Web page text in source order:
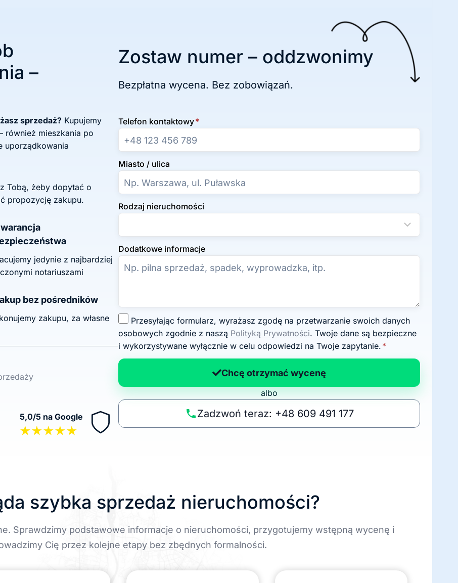
–
sprzedaż? Kupujemy
również mieszkania po
uporządkowania
Tobą, żeby dopytać o
propozycję zakupu.
jedynie z najbardziej
notariuszami
bez pośredników
zakupu, za własne
5,0/5 na Google
★★★★★
Zostaw numer – oddzwonimy
Bezpłatna wycena. Bez zobowiązań.
Telefon kontaktowy*
Miasto / ulica
Rodzaj nieruchomości
Dodatkowe informacje
g
o
d
n
p
o
osobowych zgodnie z naszą Polityką Prywatności. Twoje dane są bezpieczne
i wykorzystywane wyłącznie w celu odpowiedzi na Twoje zapytanie. *
Chcę otrzymać wycenę
albo
Zadzwoń teraz: +48 609 491 177
szybka sprzedaż nieruchomości?
Sprawdzimy podstawowe informacje o nieruchomości, przygotujemy wstępną wycenę i
Cię przez kolejne etapy bez zbędnych formalności.